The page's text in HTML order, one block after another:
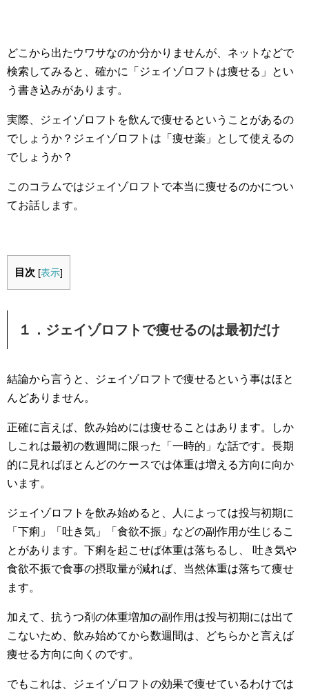
どこから出たウワサなのか分かりませんが、ネットなどで
検索してみると、確かに「ジェイゾロフトは痩せる」とい
う書き込みがあります。
実際、ジェイゾロフトを飲んで痩せるということがあるの
でしょうか？ジェイゾロフトは「痩せ薬」として使えるの
でしょうか？
このコラムではジェイゾロフトで本当に痩せるのかについ
てお話します。
目次 [表示]
１．ジェイゾロフトで痩せるのは最初だけ
結論から言うと、ジェイゾロフトで痩せるという事はほと
んどありません。
正確に言えば、飲み始めには痩せることはあります。しか
しこれは最初の数週間に限った「一時的」な話です。長期
的に見ればほとんどのケースでは体重は増える方向に向か
います。
ジェイゾロフトを飲み始めると、人によっては投与初期に
「下痢」「吐き気」「食欲不振」などの副作用が生じるこ
とがあります。下痢を起こせば体重は落ちるし、 吐き気や
食欲不振で食事の摂取量が減れば、当然体重は落ちて痩せ
ます。
加えて、抗うつ剤の体重増加の副作用は投与初期には出て
こないため、飲み始めてから数週間は、どちらかと言えば
痩せる方向に向くのです。
でもこれは、ジェイゾロフトの効果で痩せているわけでは